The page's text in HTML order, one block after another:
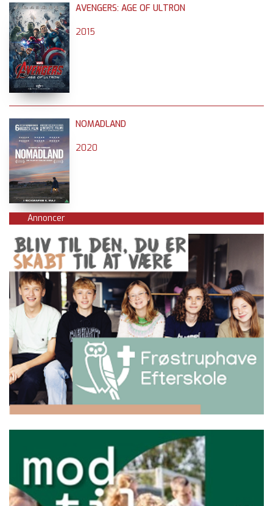
AVENGERS: AGE OF ULTRON
2015
NOMADLAND
2020
Annoncer